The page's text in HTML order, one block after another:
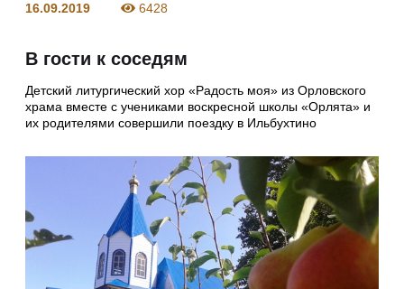
16.09.2019 6428
В гости к соседям
Детский литургический хор «Радость моя» из Орловского
храма вместе с учениками воскресной школы «Орлята» и
их родителями совершили поездку в Ильбухтино